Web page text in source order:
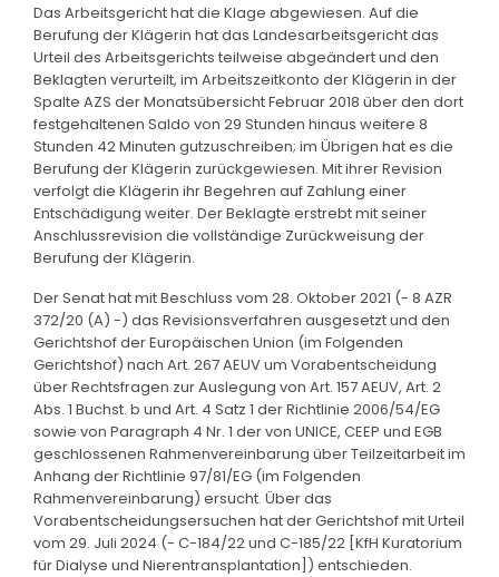
Das Arbeitsgericht hat die Klage abgewiesen. Auf die
Berufung der Klägerin hat das Landesarbeitsgericht das
Urteil des Arbeitsgerichts teilweise abgeändert und den
Beklagten verurteilt, im Arbeitszeitkonto der Klägerin in der
Spalte AZS der Monatsübersicht Februar 2018 über den dort
festgehaltenen Saldo von 29 Stunden hinaus weitere 8
Stunden 42 Minuten gutzuschreiben; im Übrigen hat es die
Berufung der Klägerin zurückgewiesen. Mit ihrer Revision
verfolgt die Klägerin ihr Begehren auf Zahlung einer
Entschädigung weiter. Der Beklagte erstrebt mit seiner
Anschlussrevision die vollständige Zurückweisung der
Berufung der Klägerin.
Der Senat hat mit Beschluss vom 28. Oktober 2021 (- 8 AZR
372/20 (A) -) das Revisionsverfahren ausgesetzt und den
Gerichtshof der Europäischen Union (im Folgenden
Gerichtshof) nach Art. 267 AEUV um Vorabentscheidung
über Rechtsfragen zur Auslegung von Art. 157 AEUV, Art. 2
Abs. 1 Buchst. b und Art. 4 Satz 1 der Richtlinie 2006/54/EG
sowie von Paragraph 4 Nr. 1 der von UNICE, CEEP und EGB
geschlossenen Rahmenvereinbarung über Teilzeitarbeit im
Anhang der Richtlinie 97/81/EG (im Folgenden
Rahmenvereinbarung) ersucht. Über das
Vorabentscheidungsersuchen hat der Gerichtshof mit Urteil
vom 29. Juli 2024 (- C-184/22 und C-185/22 [KfH Kuratorium
für Dialyse und Nierentransplantation]) entschieden.